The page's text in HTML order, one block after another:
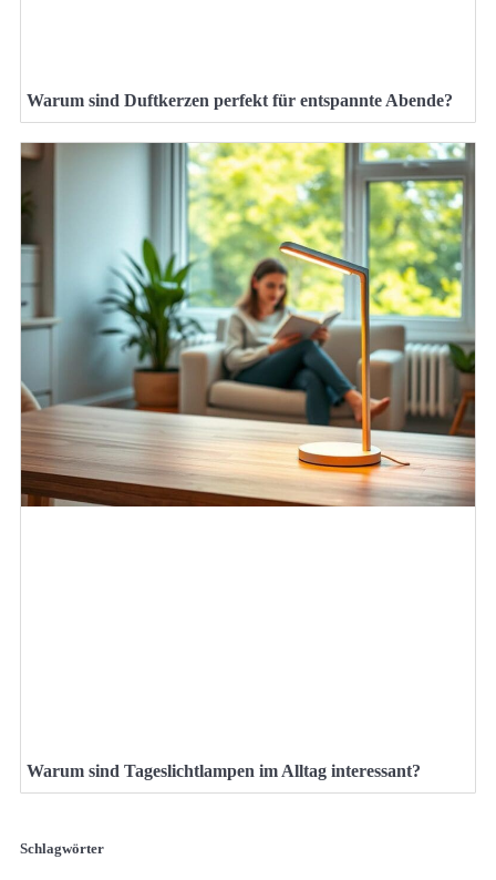
Warum sind Duftkerzen perfekt für entspannte Abende?
Warum sind Tageslichtlampen im Alltag interessant?
Schlagwörter